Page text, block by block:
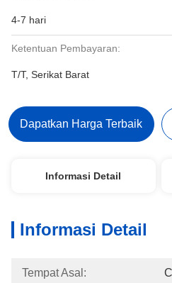
4-7 hari
Ketentuan Pembayaran:
T/T, Serikat Barat
Dapatkan Harga Terbaik
Informasi Detail
Informasi Detail
Tempat Asal: